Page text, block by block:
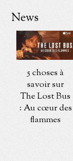
News
5 choses à
savoir sur
The Lost Bus
: Au cœur des
flammes